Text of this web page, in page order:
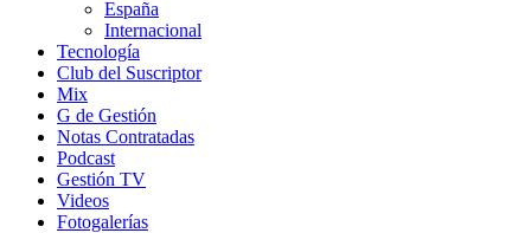
España
Internacional
Tecnología
Club del Suscriptor
Mix
G de Gestión
Notas Contratadas
Podcast
Gestión TV
Videos
Fotogalerías